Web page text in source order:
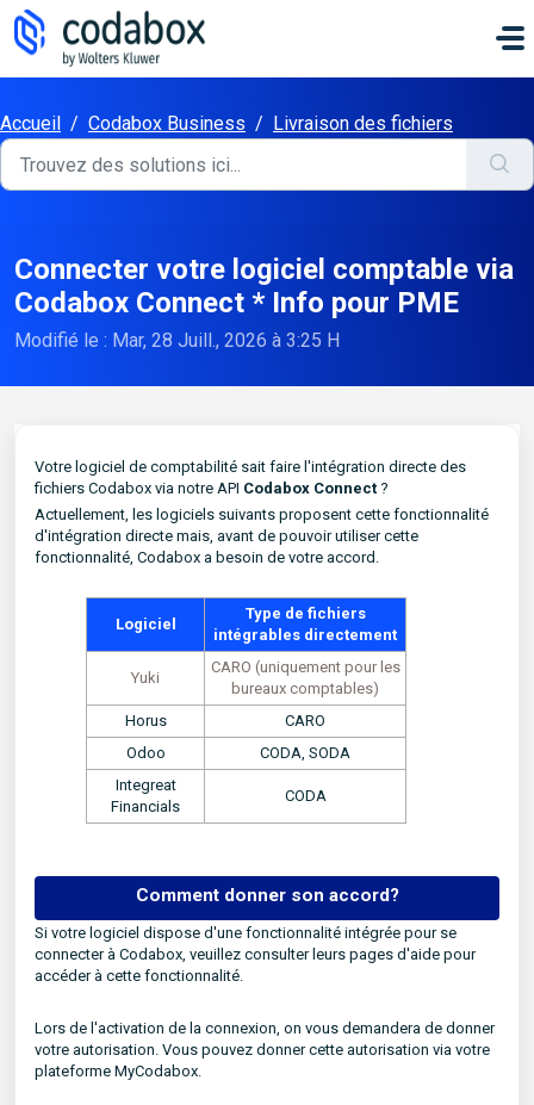
Passer au contenu principal
Accueil / Codabox Business / Livraison des fichiers
Connecter votre logiciel comptable via
Codabox Connect * Info pour PME
Modifié le : Mar, 28 Juill., 2026 à 3:25 H
Votre logiciel de comptabilité sait faire l'intégration directe des
fichiers Codabox via notre API Codabox Connect ?
Actuellement, les logiciels suivants proposent cette fonctionnalité
d'intégration directe mais, avant de pouvoir utiliser cette
fonctionnalité, Codabox a besoin de votre accord.
Logiciel
Type de fichiers
intégrables directement
Yuki
CARO (uniquement pour les
bureaux comptables)
Horus
CARO
Odoo
CODA, SODA
Integreat
Financials
CODA
Comment donner son accord?
Si votre logiciel dispose d'une fonctionnalité intégrée pour se
connecter à Codabox, veuillez consulter leurs pages d'aide pour
accéder à cette fonctionnalité.
Lors de l'activation de la connexion, on vous demandera de donner
votre autorisation. Vous pouvez donner cette autorisation via votre
plateforme MyCodabox.